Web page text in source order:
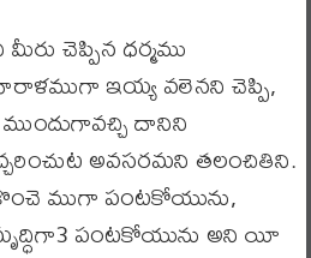
చెప్పిన ధర్మము
ఇయ్య వలెనని చెప్పి,
దానిని
అవసరమని తలంచితిని.
ముగా పంటకోయును,
పంటకోయును అని యీ